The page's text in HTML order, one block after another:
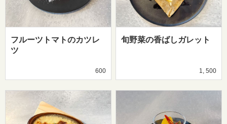
フルーツトマトのカツレ
ツ
600
旬野菜の香ばしガレット
1, 500